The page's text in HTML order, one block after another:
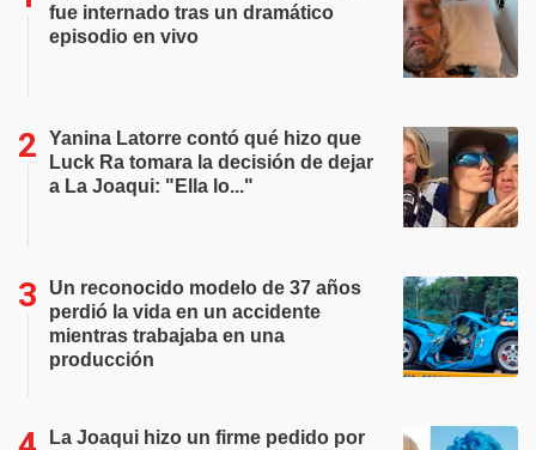
fue internado tras un dramático
episodio en vivo
Yanina Latorre contó qué hizo que
Luck Ra tomara la decisión de dejar
a La Joaqui: "Ella lo..."
Un reconocido modelo de 37 años
perdió la vida en un accidente
mientras trabajaba en una
producción
La Joaqui hizo un firme pedido por